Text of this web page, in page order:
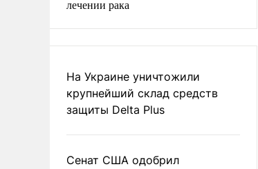
лечении рака
На Украине уничтожили
крупнейший склад средств
защиты Delta Plus
Сенат США одобрил